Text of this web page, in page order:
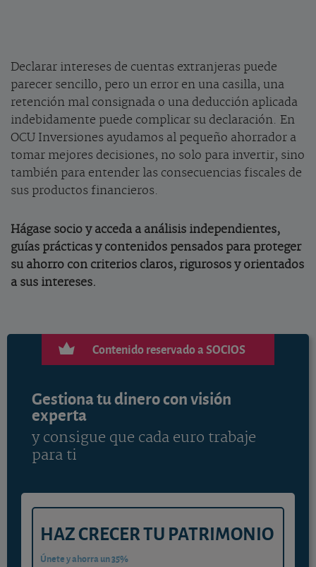
Declarar intereses de cuentas extranjeras puede
parecer sencillo, pero un error en una casilla, una
retención mal consignada o una deducción aplicada
indebidamente puede complicar su declaración. En
OCU Inversiones ayudamos al pequeño ahorrador a
tomar mejores decisiones, no solo para invertir, sino
también para entender las consecuencias fiscales de
sus productos financieros.
Hágase socio y acceda a análisis independientes,
guías prácticas y contenidos pensados para proteger
su ahorro con criterios claros, rigurosos y orientados
a sus intereses.
Contenido reservado a SOCIOS
Gestiona tu dinero con visión
experta
y consigue que cada euro trabaje
para ti
HAZ CRECER TU PATRIMONIO
Únete y ahorra un 35%